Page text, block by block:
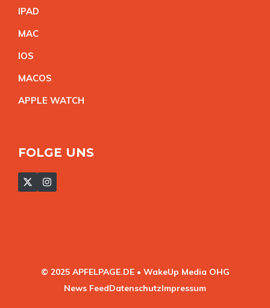
IPAD
MAC
IOS
MACOS
APPLE WATCH
FOLGE UNS
© 2025 APFELPAGE.DE • WakeUp Media OHG
News FeedDatenschutzImpressum